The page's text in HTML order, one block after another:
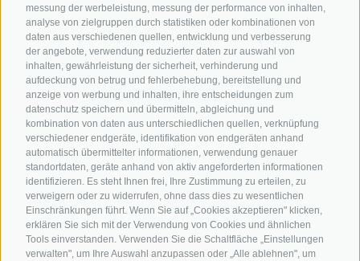
messung der werbeleistung, messung der performance von inhalten,
analyse von zielgruppen durch statistiken oder kombinationen von
daten aus verschiedenen quellen, entwicklung und verbesserung
der angebote, verwendung reduzierter daten zur auswahl von
inhalten, gewährleistung der sicherheit, verhinderung und
aufdeckung von betrug und fehlerbehebung, bereitstellung und
anzeige von werbung und inhalten, ihre entscheidungen zum
datenschutz speichern und übermitteln, abgleichung und
kombination von daten aus unterschiedlichen quellen, verknüpfung
verschiedener endgeräte, identifikation von endgeräten anhand
automatisch übermittelter informationen, verwendung genauer
standortdaten, geräte anhand von aktiv angeforderten informationen
identifizieren. Es steht Ihnen frei, Ihre Zustimmung zu erteilen, zu
verweigern oder zu widerrufen, ohne dass dies zu wesentlichen
Einschränkungen führt. Wenn Sie auf „Cookies akzeptieren" klicken,
erklären Sie sich mit der Verwendung von Cookies und ähnlichen
Tools einverstanden. Verwenden Sie die Schaltfläche „Einstellungen
verwalten", um Ihre Auswahl anzupassen oder „Alle ablehnen", um
Bike-Schulen
Tourenzentrale
info@bikehotels.it
MELDE DICH ZU UNSEREM NEWSLETTER AN!